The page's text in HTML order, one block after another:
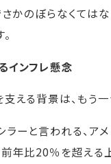
かのぼらなくては
インフレ懸念
える背景は、もう一
ラーと言われる、ア
前年比20％を超える